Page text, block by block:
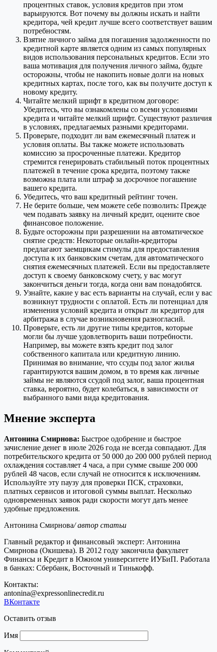
процентных ставок, условия кредитов при этом
варьируются. Вот почему вы должны искать и найти
кредитора, чей кредит лучше всего соответствует вашим
потребностям.
Взятие личного займа для погашения задолженности по
кредитной карте является одним из самых популярных
видов использования персональных кредитов. Если это
ваша мотивация для получения личного займа, будьте
осторожны, чтобы не накопить новые долги на новых
кредитных картах, после того, как вы получите доступ к
новому кредиту.
Читайте мелкий шрифт в кредитном договоре:
Убедитесь, что вы ознакомлены со всеми условиями
кредита и читайте мелкий шрифт. Существуют различия
в условиях, предлагаемых разными кредиторами.
Проверьте, подходит ли вам ежемесячный платеж и
условия оплаты. Вы также можете использовать
комиссию за просроченные платежи. Кредитор
стремится генерировать стабильный поток процентных
платежей в течение срока кредита, поэтому также
возможна плата или штраф за досрочное погашение
вашего кредита.
Убедитесь, что ваш кредитный рейтинг точен.
Не берите больше, чем можете себе позволить: Прежде
чем подавать заявку на личный кредит, оцените свое
финансовое положение.
Будьте осторожны при разрешении на автоматическое
снятие средств: Некоторые онлайн-кредиторы
предлагают заемщикам стимулы для предоставления
доступа к их банковским счетам, для автоматического
снятия ежемесячных платежей. Если вы предоставляете
доступ к своему банковскому счету, у вас могут
закончиться деньги тогда, когда они вам понадобятся.
Узнайте, какие у вас есть варианты на случай, если у вас
возникнут трудности с оплатой. Есть ли потенциал для
изменения условий кредита и открыт ли кредитор для
арбитража в случае возникновения разногласий.
Проверьте, есть ли другие типы кредитов, которые
могли бы лучше удовлетворить ваши потребности.
Например, вы можете взять кредит под залог
собственного капитала или кредитную линию.
Принимая во внимание, что ссуды под залог жилья
гарантируются вашим домом, в то время как личные
займы не являются ссудой под залог, ваша процентная
ставка, вероятно, будет колебаться, в зависимости от
выбранного вами вида кредитования.
Мнение эксперта
Антонина Смирнова: Быстрое одобрение и быстрое
зачисление денег в июле 2026 года не всегда совпадают. Для
потребительского кредита от 50 000 до 200 000 рублей период
охлаждения составляет 4 часа, а при сумме свыше 200 000
рублей 48 часов, если случай не относится к исключениям.
Используйте эту паузу для проверки ПСК, страховки,
платных сервисов и итоговой суммы выплат. Несколько
одновременных заявок ради скорости могут дать менее
удобные предложения.
Антонина Смирнова/ автор статьи
Главный редактор и финансовый эксперт: Антонина
Смирнова (Окишева). В 2012 году закончила факультет
Финансы и Кредит в Южном университете ИУБиП. Работала
в банках: Сбербанк, Восточный и Тинькофф.
Контакты:
antonina@expressonlinecredit.ru
ВКонтакте
Оставить отзыв
Имя